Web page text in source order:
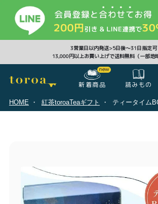
3営業日以内発送>5日後〜31日指定可
13,000円以上お買い上げで送料無料（一部地
新着商品 読みもの
HOME 紅茶toroaTeaギフト ティータイム